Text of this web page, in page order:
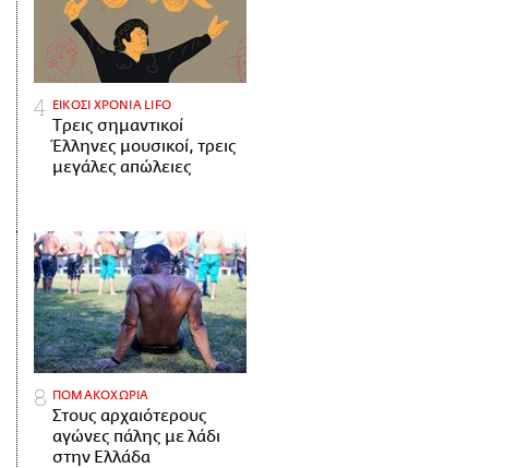
ΕΙΚΟΣΙ ΧΡΟΝΙΑ LIFO
Tρεις σημαντικοί
Έλληνες μουσικοί, τρεις
μεγάλες απώλειες
ΠΟΜΑΚΟΧΩΡΙΑ
Στους αρχαιότερους
αγώνες πάλης με λάδι
στην Ελλάδα